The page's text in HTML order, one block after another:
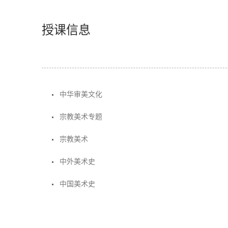
授课信息
中华审美文化
宗教美术专题
宗教美术
中外美术史
中国美术史